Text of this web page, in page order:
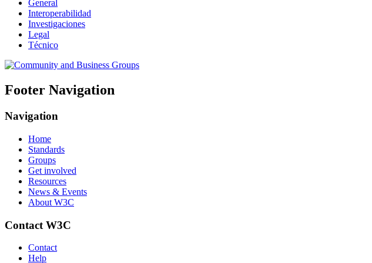
General
Interoperabilidad
Investigaciones
Legal
Técnico
Footer Navigation
Navigation
Home
Standards
Groups
Get involved
Resources
News & Events
About W3C
Contact W3C
Contact
Help